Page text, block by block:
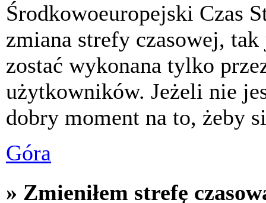
Środkowoeuropejski Czas
zmiana strefy czasowej,
zostać wykonana tylko
użytkowników. Jeżeli nie
dobry moment na to, żeby
Góra
» Zmieniłem strefę